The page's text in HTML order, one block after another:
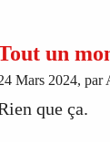
un
Mars 2024, par
que ça.